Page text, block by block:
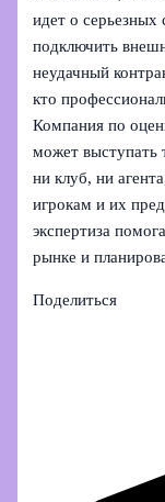
идет о
подключить
неудачный
кто
Компания по
может выступать
ни клуб, ни
игрокам и их
экспертиза
рынке и
Поделиться